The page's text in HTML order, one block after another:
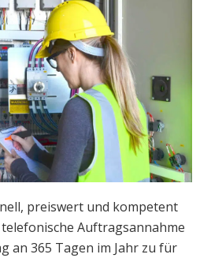
preiswert und kompetent
telefonische Auftragsannahme